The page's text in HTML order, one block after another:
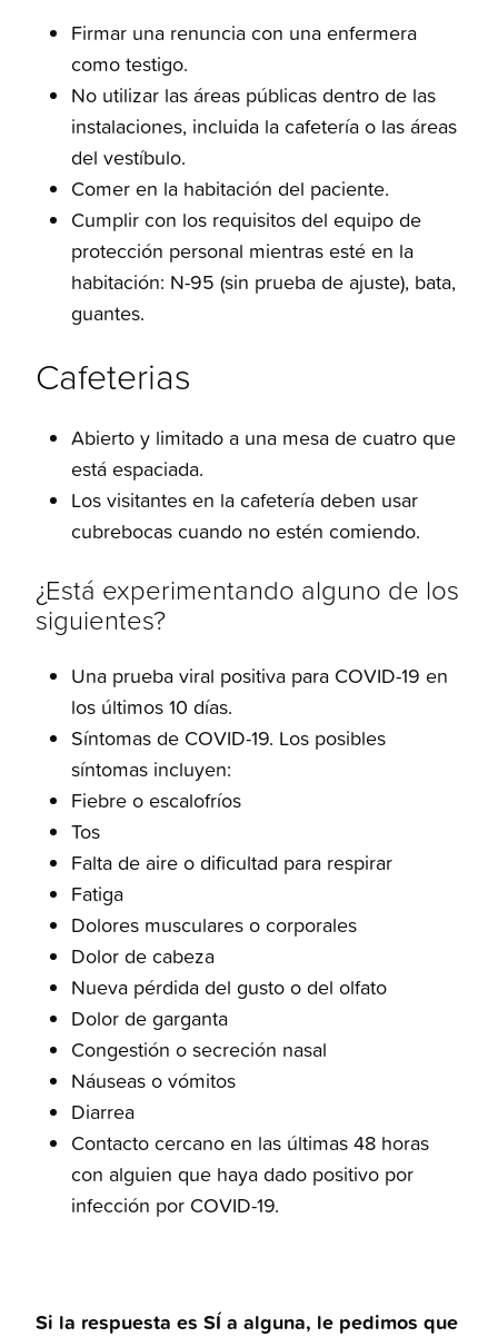
Firmar una renuncia con una enfermera
como testigo.
No utilizar las áreas públicas dentro de las
instalaciones, incluida la cafetería o las áreas
del vestíbulo.
Comer en la habitación del paciente.
Cumplir con los requisitos del equipo de
protección personal mientras esté en la
habitación: N-95 (sin prueba de ajuste), bata,
guantes.
Cafeterias
Abierto y limitado a una mesa de cuatro que
está espaciada.
Los visitantes en la cafetería deben usar
cubrebocas cuando no estén comiendo.
¿Está experimentando alguno de los
siguientes?
Una prueba viral positiva para COVID-19 en
los últimos 10 días.
Síntomas de COVID-19. Los posibles
síntomas incluyen:
Fiebre o escalofríos
Tos
Falta de aire o dificultad para respirar
Fatiga
Dolores musculares o corporales
Dolor de cabeza
Nueva pérdida del gusto o del olfato
Dolor de garganta
Congestión o secreción nasal
Náuseas o vómitos
Diarrea
Contacto cercano en las últimas 48 horas
con alguien que haya dado positivo por
infección por COVID-19.
Si la respuesta es SÍ a alguna, le pedimos que